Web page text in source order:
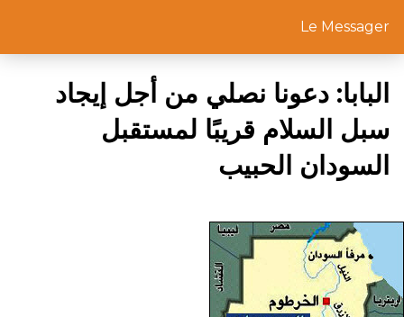
Le Messager
البابا: دعونا نصلي من أجل إيجاد
سبل السلام قريبًا لمستقبل
السودان الحبيب